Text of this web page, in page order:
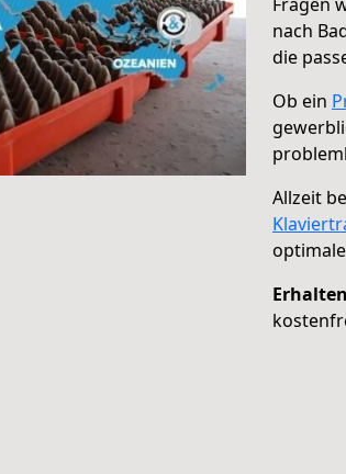
nach
die
Ob ein
Allzeit
optimale